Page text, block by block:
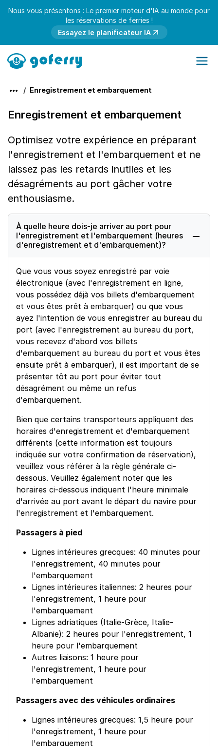
Nous vous présentons : Le premier moteur d'IA au monde pour
les réservations de ferries !
Essayez le planificateur IA
Enregistrement et embarquement
Enregistrement et embarquement
Optimisez votre expérience en préparant
l'enregistrement et l'embarquement et ne
laissez pas les retards inutiles et les
désagréments au port gâcher votre
enthousiasme.
À quelle heure dois-je arriver au port pour
l'enregistrement et l'embarquement (heures
d'enregistrement et d'embarquement)?
Que vous vous soyez enregistré par voie
électronique (avec l'enregistrement en ligne,
vous possédez déjà vos billets d'embarquement
et vous êtes prêt à embarquer) ou que vous
ayez l'intention de vous enregistrer au bureau du
port (avec l'enregistrement au bureau du port,
vous recevez d'abord vos billets
d'embarquement au bureau du port et vous êtes
ensuite prêt à embarquer), il est important de se
présenter tôt au port pour éviter tout
désagrément ou même un refus
d'embarquement.
Bien que certains transporteurs appliquent des
horaires d'enregistrement et d'embarquement
différents (cette information est toujours
indiquée sur votre confirmation de réservation),
veuillez vous référer à la règle générale ci-
dessous. Veuillez également noter que les
horaires ci-dessous indiquent l'heure minimale
d'arrivée au port avant le départ du navire pour
l'enregistrement et l'embarquement.
Passagers à pied
Lignes intérieures grecques: 40 minutes pour
l'enregistrement, 40 minutes pour
l'embarquement
Lignes intérieures italiennes: 2 heures pour
l'enregistrement, 1 heure pour
l'embarquement
Lignes adriatiques (Italie-Grèce, Italie-
Albanie): 2 heures pour l'enregistrement, 1
heure pour l'embarquement
Autres liaisons: 1 heure pour
l'enregistrement, 1 heure pour
l'embarquement
Passagers avec des véhicules ordinaires
Lignes intérieures grecques: 1,5 heure pour
l'enregistrement, 1 heure pour
l'embarquement